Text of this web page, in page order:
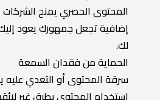
المحتوى الحصري يمنح
إضافية تجعل جمهورك يعود
لك.
الحماية من فقدان السمعة
سرقة المحتوى أو التعدي
استخدام المحتوى بطرق غير